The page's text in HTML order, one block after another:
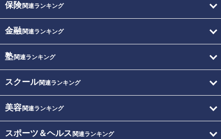
保険関連ランキング
金融関連ランキング
塾関連ランキング
スクール関連ランキング
美容関連ランキング
スポーツ＆ヘルス 関連ランキング